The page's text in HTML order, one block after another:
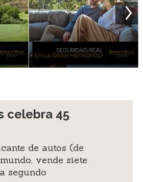
celebra 45
de autos (de
vende siete
segundo